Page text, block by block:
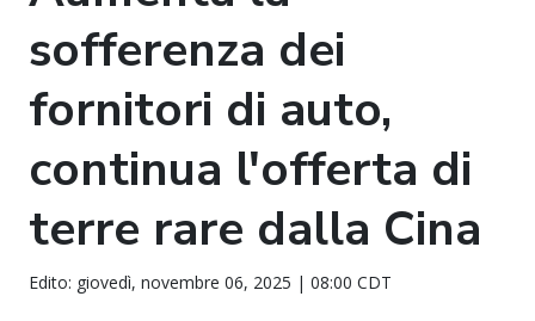
sofferenza dei
fornitori di auto,
continua l'offerta di
terre rare dalla Cina
Edito: giovedì, novembre 06, 2025 | 08:00 CDT